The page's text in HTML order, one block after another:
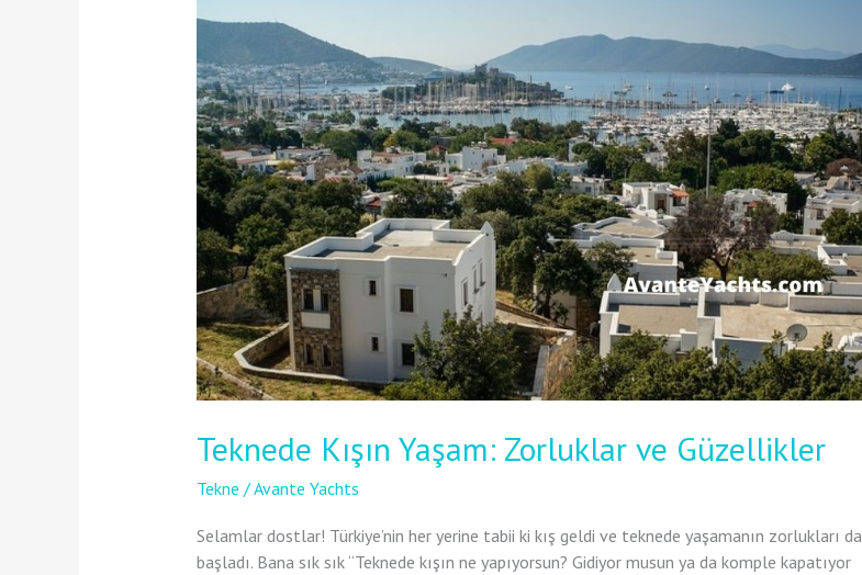
Teknede Kışın Yaşam: Zorluklar ve Güzellikler
Tekne /Avante Yachts
Selamlar dostlar! Türkiye’nin her yerine tabii ki kış geldi ve teknede yaşamanın zorlukları da
başladı. Bana sık sık “Teknede kışın ne yapıyorsun? Gidiyor musun ya da komple kapatıyor
ve
Güzellikler